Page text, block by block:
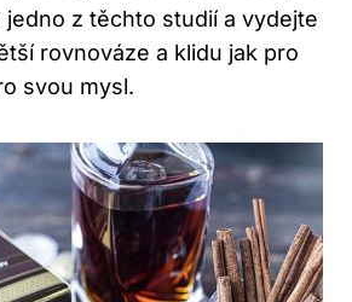
z těchto studií a vydejte
rovnováze a klidu jak pro
svou mysl.